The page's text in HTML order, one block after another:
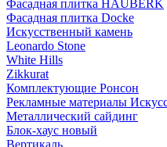
Фасадная плитка HAUBERK
Фасадная плитка Docke
Искусственный камень
Leonardo Stone
White Hills
Zikkurat
Комплектующие Ронсон
Рекламные материалы
Металлический сайдинг
Блок-хаус новый
Вертикаль